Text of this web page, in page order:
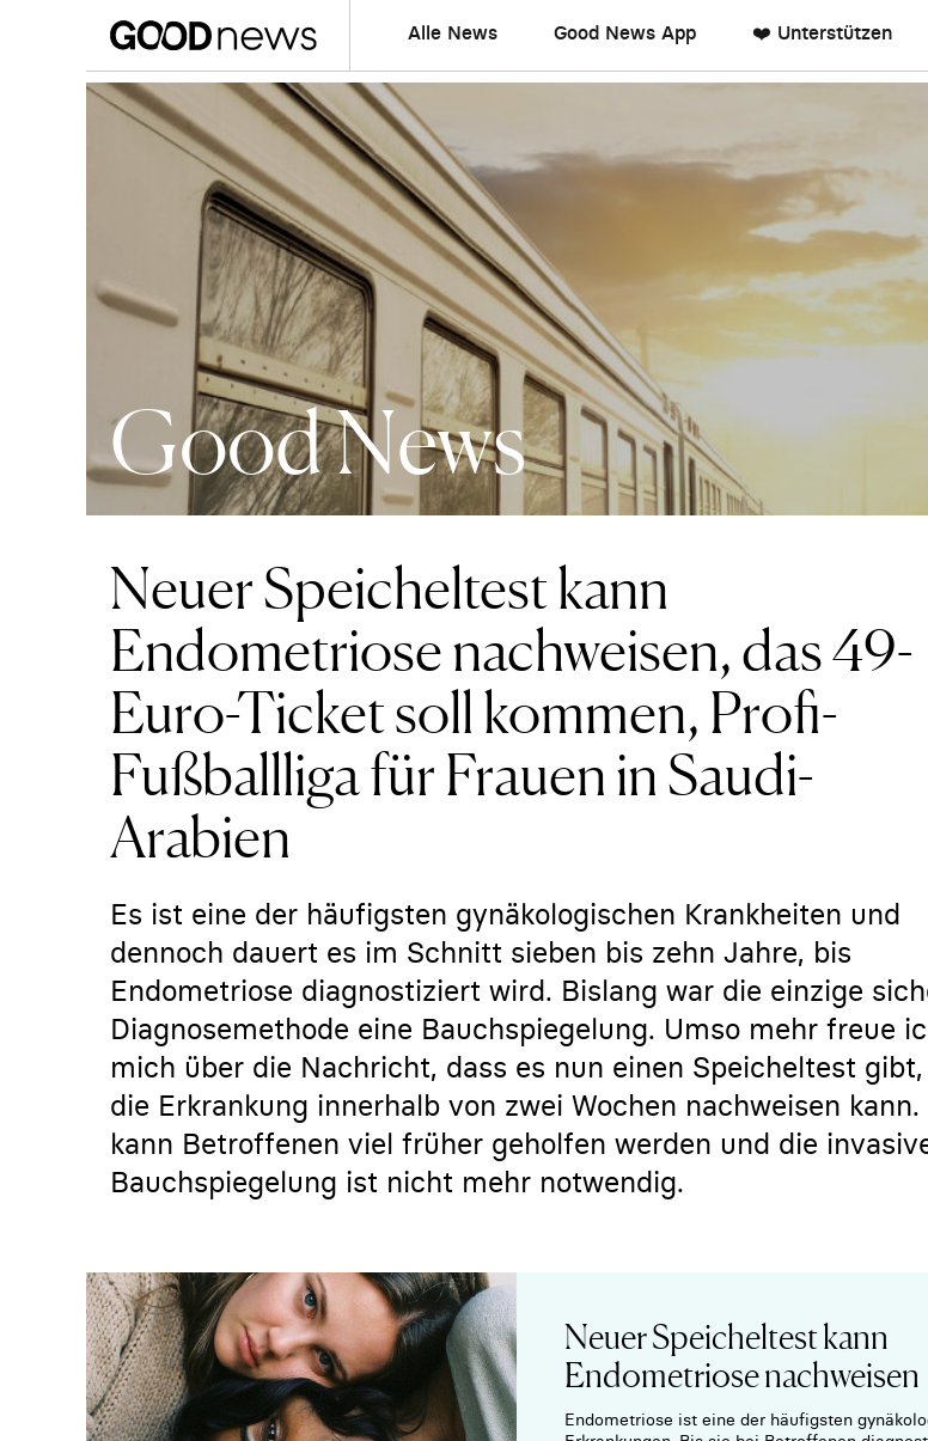
Alle News Good News App ❤️ Unterstützen
Good News
Neuer Speicheltest kann
Endometriose nachweisen, das 49-
Euro-Ticket soll kommen, Profi-
Fußballliga für Frauen in Saudi-
Arabien
Es ist eine der häufigsten gynäkologischen Krankheiten und
dennoch dauert es im Schnitt sieben bis zehn Jahre, bis
Endometriose diagnostiziert wird. Bislang war die einzige
Diagnosemethode eine Bauchspiegelung. Umso mehr freue
mich über die Nachricht, dass es nun einen Speicheltest
die Erkrankung innerhalb von zwei Wochen nachweisen kann.
kann Betroffenen viel früher geholfen werden und die
Bauchspiegelung ist nicht mehr notwendig.
Neuer Speicheltest kann
Endometriose nachweisen
Endometriose ist eine der häufigsten